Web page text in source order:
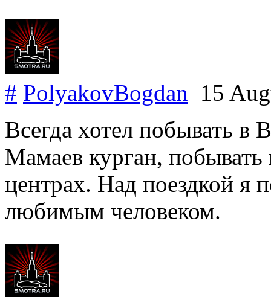
# PolyakovBogdan 15
Всегда хотел побывать в
Мамаев курган,
центрах. Над поездкой я
любимым человеком.